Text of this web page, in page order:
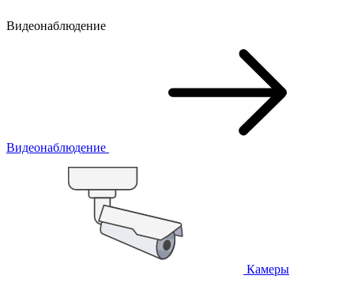
Видеонаблюдение
Видеонаблюдение
Камеры